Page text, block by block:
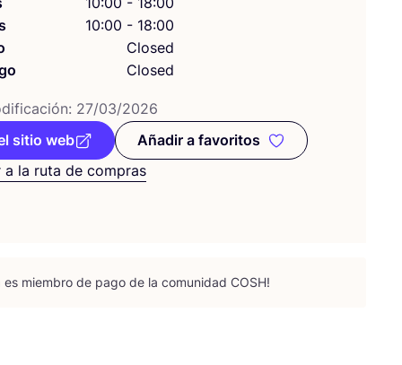
10:00 - 18:00
Closed
Closed
27/03/2026
sitio web
Añadir a favoritos
Añadir a favoritos
a la ruta de compras
es miem­bro de pago de la comu­ni­dad COSH!